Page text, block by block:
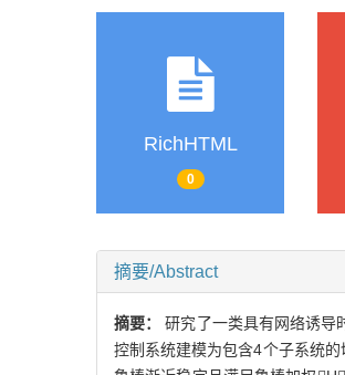
RichHTML
0
摘要/Abstract
摘要：研究了一类具有网络诱导
控制系统建模为包含4个子系统